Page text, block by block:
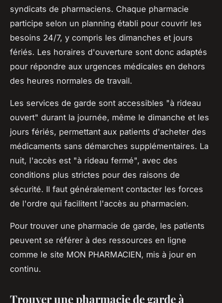
syndicats de pharmaciens. Chaque pharmacie
participe selon un planning établi pour couvrir les
besoins 24/7, y compris les dimanches et jours
fériés. Les horaires d'ouverture sont donc adaptés
pour répondre aux urgences médicales en dehors
des heures normales de travail.
Les services de garde sont accessibles "à rideau
ouvert" durant la journée, même le dimanche et les
jours fériés, permettant aux patients d'acheter des
médicaments sans démarches supplémentaires. La
nuit, l'accès est "à rideau fermé", avec des
conditions plus strictes pour des raisons de
sécurité. Il faut généralement contacter les forces
de l'ordre qui facilitent l'accès au pharmacien.
Pour trouver une pharmacie de garde, les patients
peuvent se référer à des ressources en ligne
comme le site MON PHARMACIEN, mis à jour en
continu.
Trouver une pharmacie de garde à